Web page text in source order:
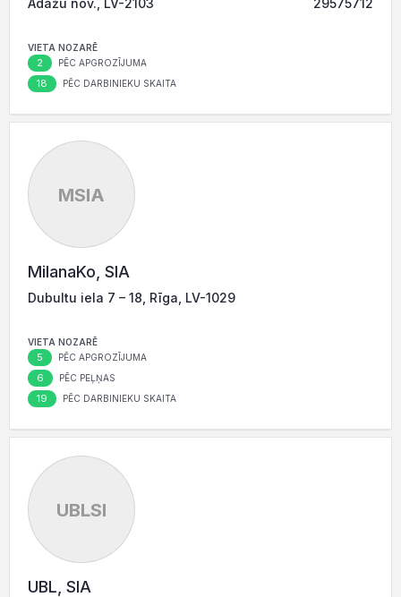
Ādažu nov., LV-2103 29575712
VIETA NOZARĒ
2 PĒC APGROZĪJUMA
18 PĒC DARBINIEKU SKAITA
MSIA
MilanaKo, SIA
Dubultu iela 7 – 18, Rīga, LV-1029
VIETA NOZARĒ
5 PĒC APGROZĪJUMA
6 PĒC PEĻŅAS
19 PĒC DARBINIEKU SKAITA
UBLSI
UBL, SIA